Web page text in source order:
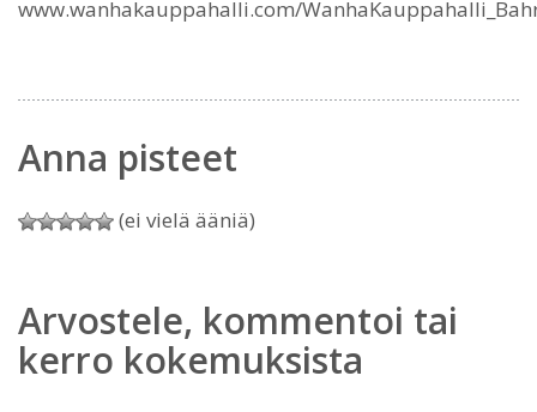
www.wanhakauppahalli.com/
Anna pisteet
(ei vielä ääniä)
Arvostele, kommentoi tai
kerro kokemuksista